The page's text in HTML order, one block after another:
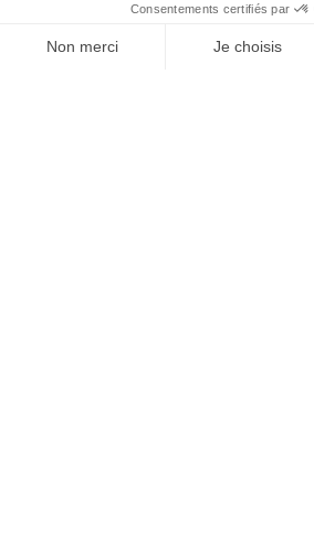
highest-price-per-hectare-in-
french-viticulture